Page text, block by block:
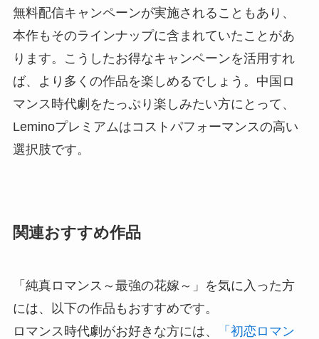
無料配信キャンペーンが実施されることもあり、
本作もそのラインナップに含まれていたことがあ
ります。こうしたお得なキャンペーンを活用すれ
ば、より多くの作品を楽しめるでしょう。中国ロ
マンス時代劇をたっぷり楽しみたい方にとって、
Leminoプレミアムはコストパフォーマンスの高い
選択肢です。
関連おすすめ作品
「純真ロマンス～最強の花嫁～」を気に入った方
には、以下の作品もおすすめです。
ロマンス時代劇がお好きな方には、
「初恋ロマン